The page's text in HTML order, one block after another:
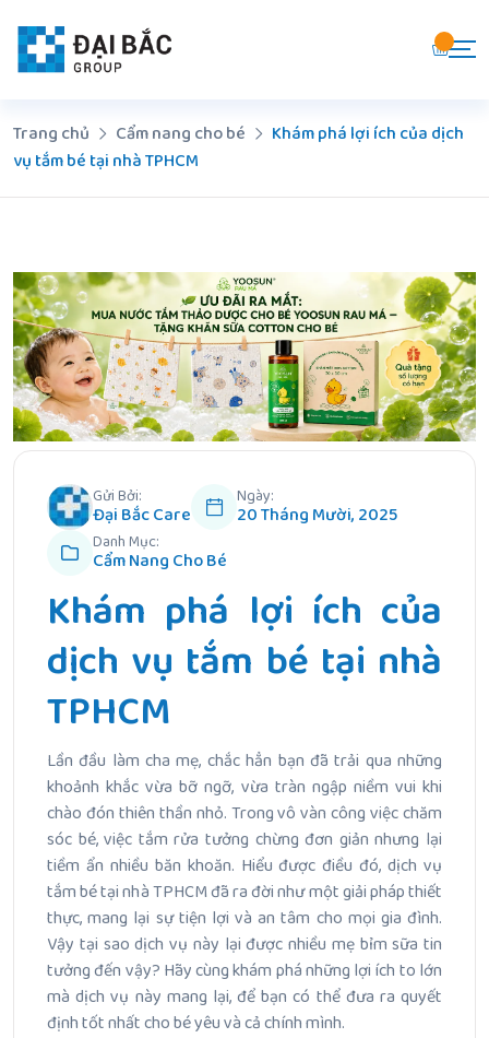
đến
nội
Trang chủ
Cẩm nang cho bé
Khám phá lợi ích của dịch
vụ tắm bé tại nhà TPHCM
Gửi Bởi:
Đại Bắc Care
Ngày:
20 Tháng Mười, 2025
Danh Mục:
Cẩm Nang Cho Bé
Khám phá lợi ích của
dịch vụ tắm bé tại nhà
TPHCM
Lần đầu làm cha mẹ, chắc hẳn bạn đã trải qua những
khoảnh khắc vừa bỡ ngỡ, vừa tràn ngập niềm vui khi
chào đón thiên thần nhỏ. Trong vô vàn công việc chăm
sóc bé, việc tắm rửa tưởng chừng đơn giản nhưng lại
tiềm ẩn nhiều băn khoăn. Hiểu được điều đó, dịch vụ
tắm bé tại nhà TPHCM đã ra đời như một giải pháp thiết
thực, mang lại sự tiện lợi và an tâm cho mọi gia đình.
Vậy tại sao dịch vụ này lại được nhiều mẹ bỉm sữa tin
tưởng đến vậy? Hãy cùng khám phá những lợi ích to lớn
mà dịch vụ này mang lại, để bạn có thể đưa ra quyết
định tốt nhất cho bé yêu và cả chính mình.